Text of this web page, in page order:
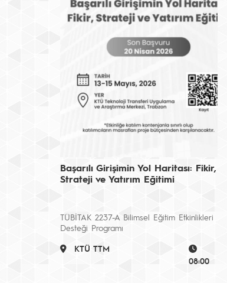
Başarılı Girişimin Yol Haritası: Fikir,
Strateji ve Yatırım Eğitimi
TÜBİTAK 2237-A Bilimsel Eğitim Etkinlikleri
Desteği Programı
KTÜ TTM
08:00